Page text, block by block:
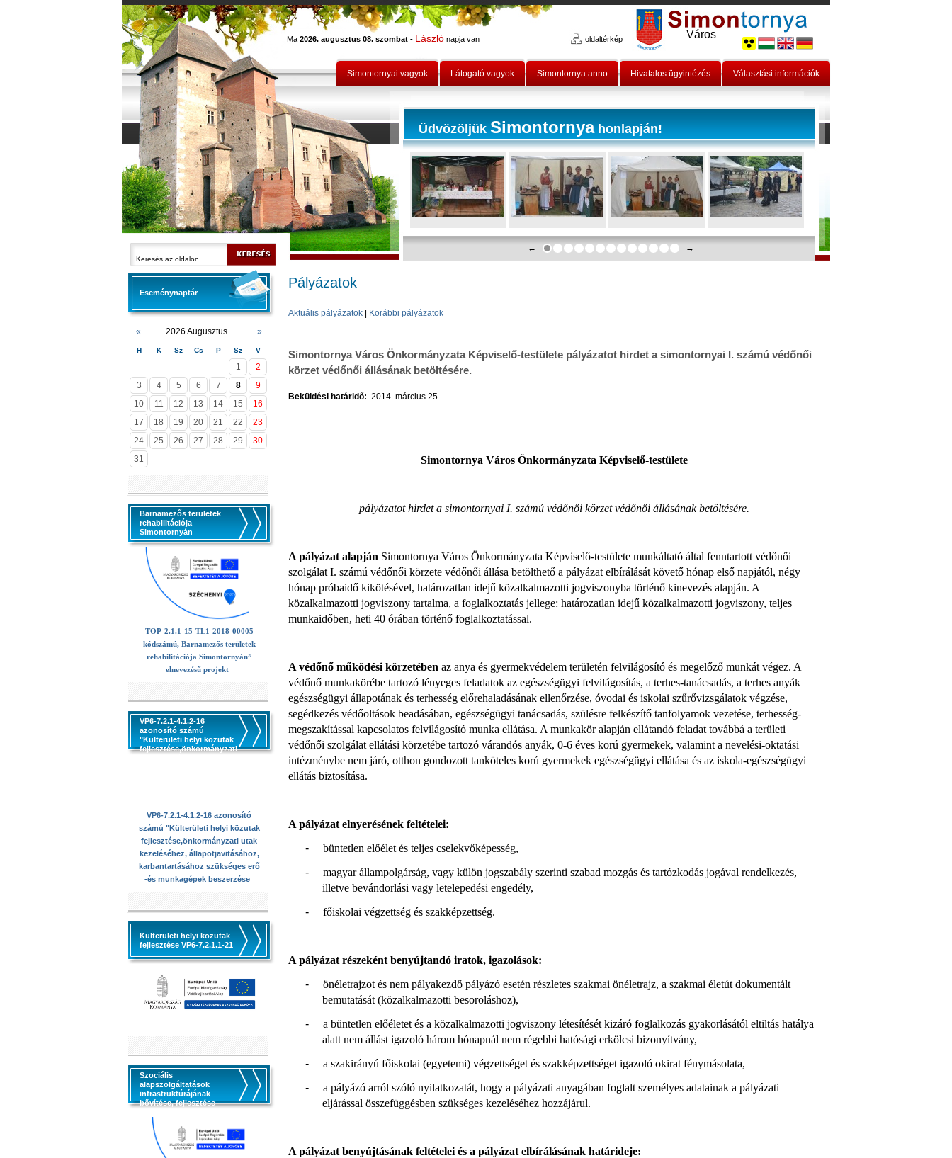
Ma 2026. augusztus 08. szombat - László napja van oldaltérkép Város
Simontornyai vagyok Látogató vagyok Simontornya anno Hivatalos ügyintézés Választási információk
ÜdvözöljükSimontornyahonlapján!
← →
Eseménynaptár
« 2026 Augusztus »
H K Sz Cs P Sz V
1
2
3
4 5 6 7 8
9
10
11 12 13 14 15
16
17
18 19 20 21 22
23
24
25 26 27 28 29
30
31
Barnamezős területek
rehabilitációja
Simontornyán
TOP-2.1.1-15-TL1-2018-00005
kódszámú, Barnamezős területek
rehabilitációja Simontornyán”
elnevezésű projekt
VP6-7.2.1-4.1.2-16
azonosító számú
"Külterületi helyi közutak
fejlesztése,önkormányzati
VP6-7.2.1-4.1.2-16 azonosító
számú "Külterületi helyi közutak
fejlesztése,önkormányzati utak
kezeléséhez, állapotjavitásához,
karbantartásához szükséges erő
-és munkagépek beszerzése
Külterületi helyi közutak
fejlesztése VP6-7.2.1.1-21
Szociális
alapszolgáltatások
infrastruktúrájának
bővítése, fejlesztése
Pályázatok
Aktuális pályázatok Korábbi pályázatok
Simontornya Város Önkormányzata Képviselő-testülete pályázatot hirdet a simontornyai I. számú védőnői
körzet védőnői állásának betöltésére.
Beküldési határidő: 2014. március 25.
Simontornya Város Önkormányzata Képviselő-testülete
pályázatot hirdet a simontornyai I. számú védőnői körzet védőnői állásának betöltésére.
A pályázat alapján Simontornya Város Önkormányzata Képviselő-testülete munkáltató által fenntartott védőnői
szolgálat I. számú védőnői körzete védőnői állása betölthető a pályázat elbírálását követő hónap első napjától, négy
hónap próbaidő kikötésével, határozatlan idejű közalkalmazotti jogviszonyba történő kinevezés alapján. A
közalkalmazotti jogviszony tartalma, a foglalkoztatás jellege: határozatlan idejű közalkalmazotti jogviszony, teljes
munkaidőben, heti 40 órában történő foglalkoztatással.
A védőnő működési körzetében az anya és gyermekvédelem területén felvilágosító és megelőző munkát végez. A
védőnő munkakörébe tartozó lényeges feladatok az egészségügyi felvilágosítás, a terhes-tanácsadás, a terhes anyák
egészségügyi állapotának és terhesség előrehaladásának ellenőrzése, óvodai és iskolai szűrővizsgálatok végzése,
segédkezés védőoltások beadásában, egészségügyi tanácsadás, szülésre felkészítő tanfolyamok vezetése, terhesség-
megszakítással kapcsolatos felvilágosító munka ellátása. A munkakör alapján ellátandó feladat továbbá a területi
védőnői szolgálat ellátási körzetébe tartozó várandós anyák, 0-6 éves korú gyermekek, valamint a nevelési-oktatási
intézménybe nem járó, otthon gondozott tanköteles korú gyermekek egészségügyi ellátása és az iskola-egészségügyi
ellátás biztosítása.
A pályázat elnyerésének feltételei:
-
büntetlen előélet és teljes cselekvőképesség,
-
magyar állampolgárság, vagy külön jogszabály szerinti szabad mozgás és tartózkodás jogával rendelkezés,
illetve bevándorlási vagy letelepedési engedély,
-
főiskolai végzettség és szakképzettség.
A pályázat részeként benyújtandó iratok, igazolások:
-
önéletrajzot és nem pályakezdő pályázó esetén részletes szakmai önéletrajz, a szakmai életút dokumentált
bemutatását (közalkalmazotti besoroláshoz),
-
a büntetlen előéletet és a közalkalmazotti jogviszony létesítését kizáró foglalkozás gyakorlásától eltiltás hatálya
alatt nem állást igazoló három hónapnál nem régebbi hatósági erkölcsi bizonyítvány,
-
a szakirányú főiskolai (egyetemi) végzettséget és szakképzettséget igazoló okirat fénymásolata,
-
a pályázó arról szóló nyilatkozatát, hogy a pályázati anyagában foglalt személyes adatainak a pályázati
eljárással összefüggésben szükséges kezeléséhez hozzájárul.
A pályázat benyújtásának feltételei és a pályázat elbírálásának határideje: